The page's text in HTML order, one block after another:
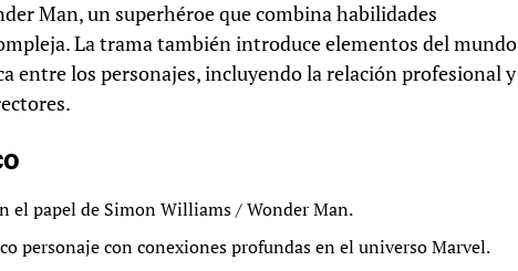
Man, un superhéroe que combina habilidades
La trama también introduce elementos del mundo
entre los personajes, incluyendo la relación profesional y
el papel de Simon Williams / Wonder Man.
personaje con conexiones profundas en el universo Marvel.